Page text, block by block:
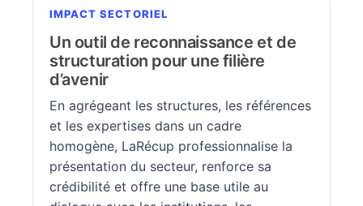
IMPACT SECTORIEL
Un outil de reconnaissance et de
structuration pour une filière
d’avenir
En agrégeant les structures, les références
et les expertises dans un cadre
homogène, LaRécup professionnalise la
présentation du secteur, renforce sa
crédibilité et offre une base utile au